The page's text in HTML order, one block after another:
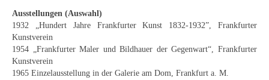
Expressiver Realismus
Motive
Abstraktion
Ausstellungen (Auswahl)
1932 „Hundert Jahre Frankfurter Kunst 1832-1932”, Frankfurter
Kunstverein
1954 „Frankfurter Maler und Bildhauer der Gegenwart“, Frankfurter
Kunstverein
1965 Einzelausstellung in der Galerie am Dom, Frankfurt a. M.